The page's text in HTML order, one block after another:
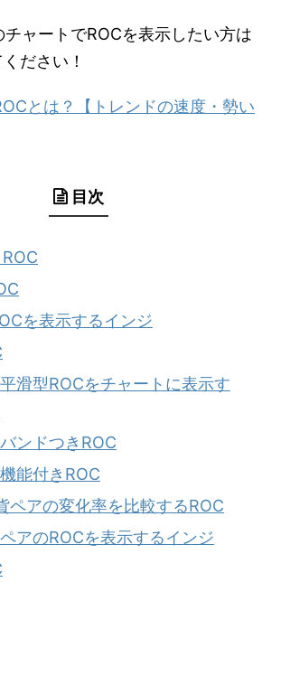
チャートでROCを表示したい方は
ださい！
とは？【トレンドの速度・勢い
目次
を表示するインジ
滑型ROCをチャートに表示す
ンドつきROC
能付きROC
ペアの変化率を比較するROC
アのROCを表示するインジ